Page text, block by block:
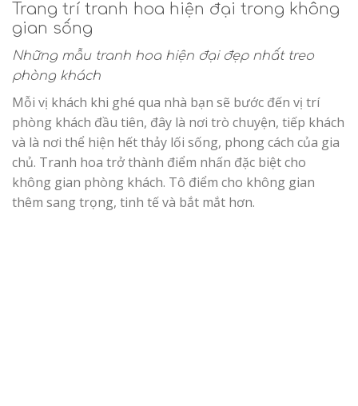
Trang trí tranh hoa hiện đại trong không
gian sống
Những mẫu tranh hoa hiện đại đẹp nhất treo
phòng khách
Mỗi vị khách khi ghé qua nhà bạn sẽ bước đến vị trí
phòng khách đầu tiên, đây là nơi trò chuyện, tiếp khách
và là nơi thể hiện hết thảy lối sống, phong cách của gia
chủ. Tranh hoa trở thành điểm nhấn đặc biệt cho
không gian phòng khách. Tô điểm cho không gian
thêm sang trọng, tinh tế và bắt mắt hơn.